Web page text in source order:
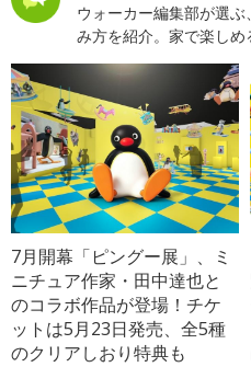
ウォーカー編集部が選
み方を紹介。家で楽しめ
7月開幕「ピングー展」、ミ
ニチュア作家・田中達也と
のコラボ作品が登場！チケ
ットは5月23日発売、全5種
のクリアしおり特典も